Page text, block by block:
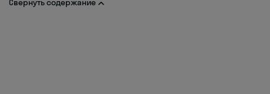
Свернуть содержание